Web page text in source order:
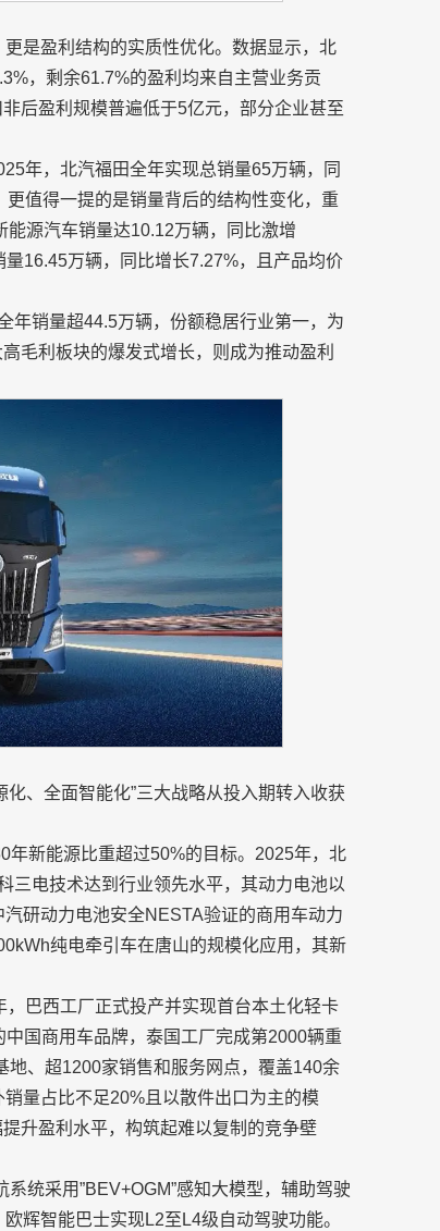
是盈利结构的实质性优化。数据显示，北
，剩余61.7%的盈利均来自主营业务贡
后盈利规模普遍低于5亿元，部分企业甚至
年，北汽福田全年实现总销量65万辆，同
值得一提的是销量背后的结构性变化，重
源汽车销量达10.12万辆，同比激增
16.45万辆，同比增长7.27%，且产品均价
年销量超44.5万辆，份额稳居行业第一，为
毛利板块的爆发式增长，则成为推动盈利
、全面智能化”三大战略从投入期转入收获
年新能源比重超过50%的目标。2025年，北
三电技术达到行业领先水平，其动力电池以
研动力电池安全NESTA验证的商用车动力
纯电牵引车在唐山的规模化应用，其新
巴西工厂正式投产并实现首台本土化轻卡
国商用车品牌，泰国工厂完成第2000辆重
、超1200家销售和服务网点，覆盖140余
量占比不足20%且以散件出口为主的模
升盈利水平，构筑起难以复制的竞争壁
统采用”BEV+OGM”感知大模型，辅助驾驶
辉智能巴士实现L2至L4级自动驾驶功能。